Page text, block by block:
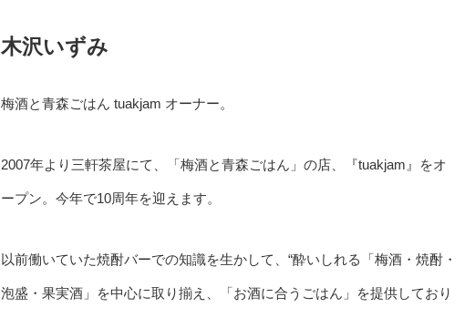
木沢いずみ
梅酒と青森ごはん tuakjam オーナー。
2007年より三軒茶屋にて、「梅酒と青森ごはん」の店、『tuakjam』をオ
ープン。今年で10周年を迎えます。
以前働いていた焼酎バーでの知識を生かして、“酔いしれる「梅酒・焼酎・
泡盛・果実酒」を中心に取り揃え、「お酒に合うごはん」を提供しており